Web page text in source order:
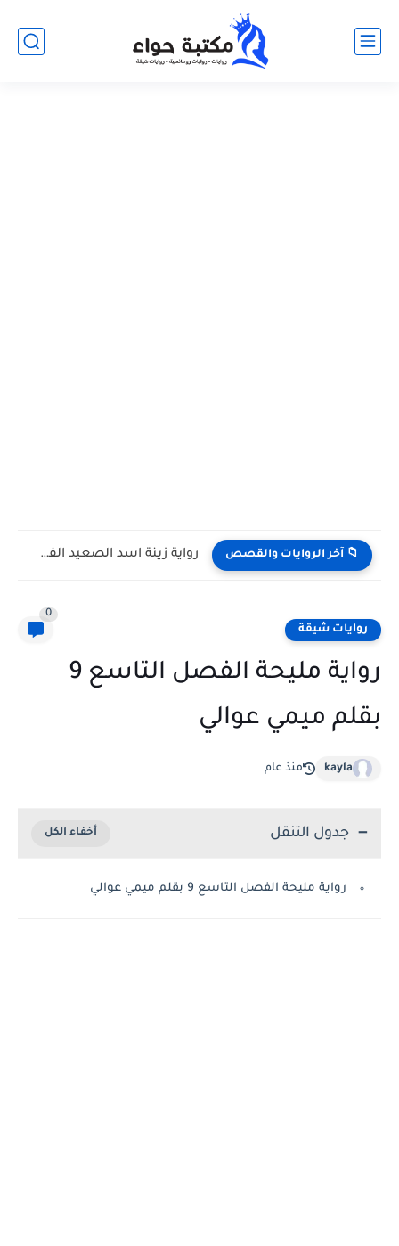
📁 آخر الروايات والقصص رواية زينة اسد الصعيد الفصل السابع 7 بقلم فادية النجار
روايات شيقة
0
رواية مليحة الفصل التاسع 9
بقلم ميمي عوالي
kayla منذ عام
جدول التنقل
رواية مليحة الفصل التاسع 9 بقلم ميمي عوالي